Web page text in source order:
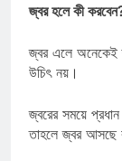
জ্বর হলে কী
জ্বর এলে অনেকেই
উচিৎ নয়।
জ্বরের সময়ে
তাহলে জ্বর আসছে